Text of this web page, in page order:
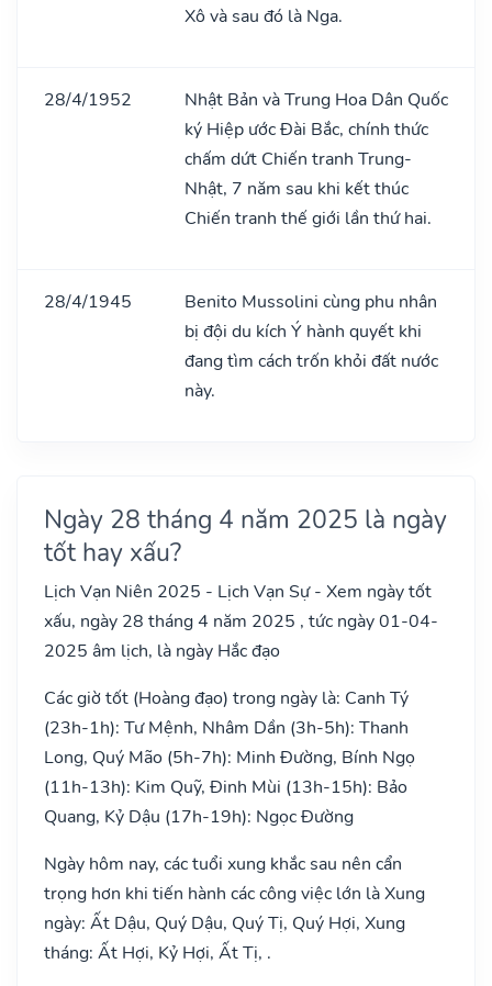
Xô và sau đó là Nga.
28/4/1952
Nhật Bản và Trung Hoa Dân Quốc
ký Hiệp ước Đài Bắc, chính thức
chấm dứt Chiến tranh Trung-
Nhật, 7 năm sau khi kết thúc
Chiến tranh thế giới lần thứ hai.
28/4/1945
Benito Mussolini cùng phu nhân
bị đội du kích Ý hành quyết khi
đang tìm cách trốn khỏi đất nước
này.
Ngày 28 tháng 4 năm 2025 là ngày
tốt hay xấu?
Lịch Vạn Niên 2025 - Lịch Vạn Sự - Xem ngày tốt
xấu, ngày 28 tháng 4 năm 2025 , tức ngày 01-04-
2025 âm lịch, là ngày Hắc đạo
Các giờ tốt (Hoàng đạo) trong ngày là: Canh Tý
(23h-1h): Tư Mệnh, Nhâm Dần (3h-5h): Thanh
Long, Quý Mão (5h-7h): Minh Đường, Bính Ngọ
(11h-13h): Kim Quỹ, Đinh Mùi (13h-15h): Bảo
Quang, Kỷ Dậu (17h-19h): Ngọc Đường
Ngày hôm nay, các tuổi xung khắc sau nên cẩn
trọng hơn khi tiến hành các công việc lớn là Xung
ngày: Ất Dậu, Quý Dậu, Quý Tị, Quý Hợi, Xung
tháng: Ất Hợi, Kỷ Hợi, Ất Tị, .